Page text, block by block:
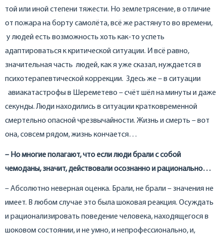
той или иной степени тяжести. Но землетрясение, в отличие
от пожара на борту самолёта, всё же растянуто во времени,
у людей есть возможность хоть как-то успеть
адаптироваться к критической ситуации. И всё равно,
значительная часть людей, как я уже сказал, нуждается в
психотерапевтической коррекции. Здесь же – в ситуации
авиакатастрофы в Шереметево – счёт шёл на минуты и даже
секунды. Люди находились в ситуации кратковременной
смертельно опасной чрезвычайности. Жизнь и смерть – вот
она, совсем рядом, жизнь кончается…
– Но многие полагают, что если люди брали с собой
чемоданы, значит, действовали осознанно и рационально…
– Абсолютно неверная оценка. Брали, не брали – значения не
имеет. В любом случае это была шоковая реакция. Осуждать
и рационализировать поведение человека, находящегося в
шоковом состоянии, и не умно, и непрофессионально, и,